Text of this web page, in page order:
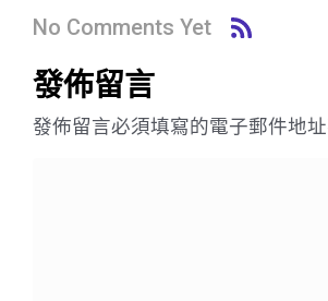
No Comments Yet
發佈留言
發佈留言必須填寫的電子郵件地址